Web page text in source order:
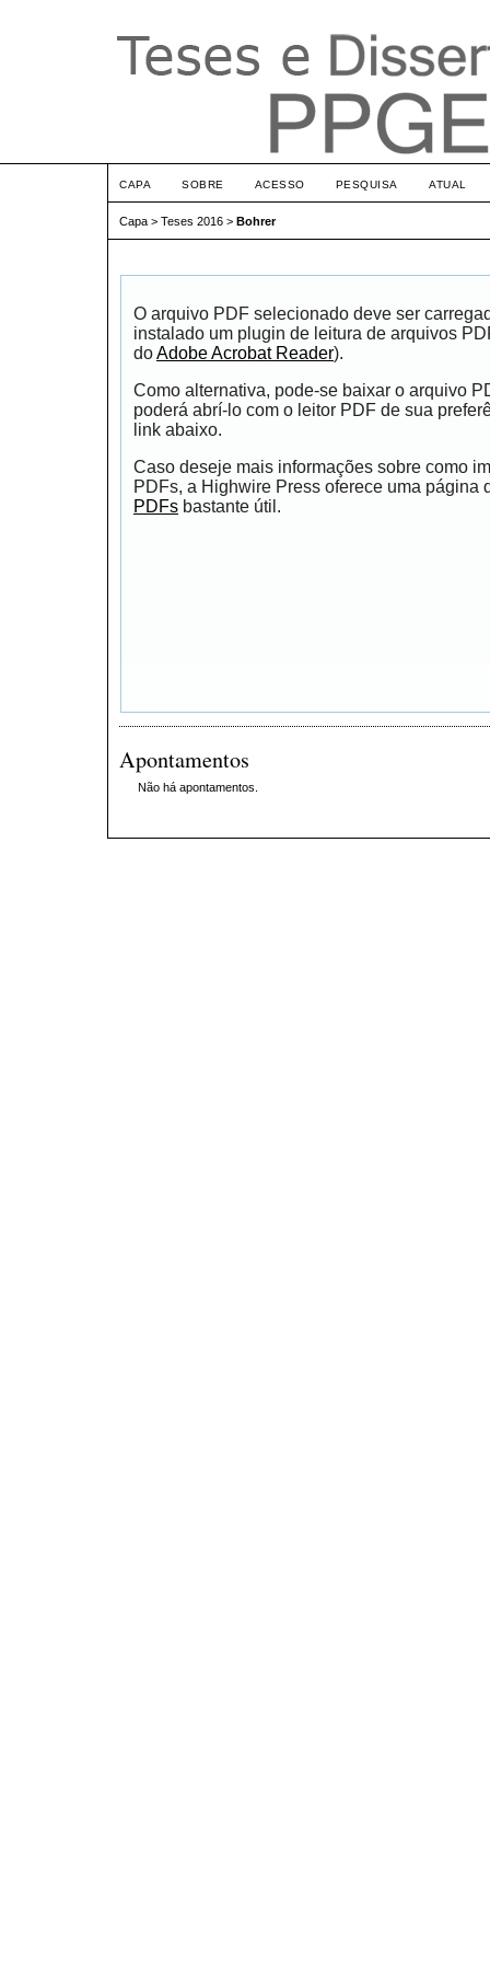
CAPA SOBRE ACESSO PESQUISA ATUAL
Capa > Teses 2016 > Bohrer
O arquivo PDF selecionado deve ser
instalado um plugin de leitura de arquivos
doAdobe Acrobat Reader).
Como alternativa, pode-se baixar o arquivo
poderá abrí-lo com o leitor PDF de sua
link abaixo.
Caso deseje mais informações sobre como
PDFs, a Highwire Press oferece uma página
PDFs bastante útil.
Apontamentos
Não há apontamentos.